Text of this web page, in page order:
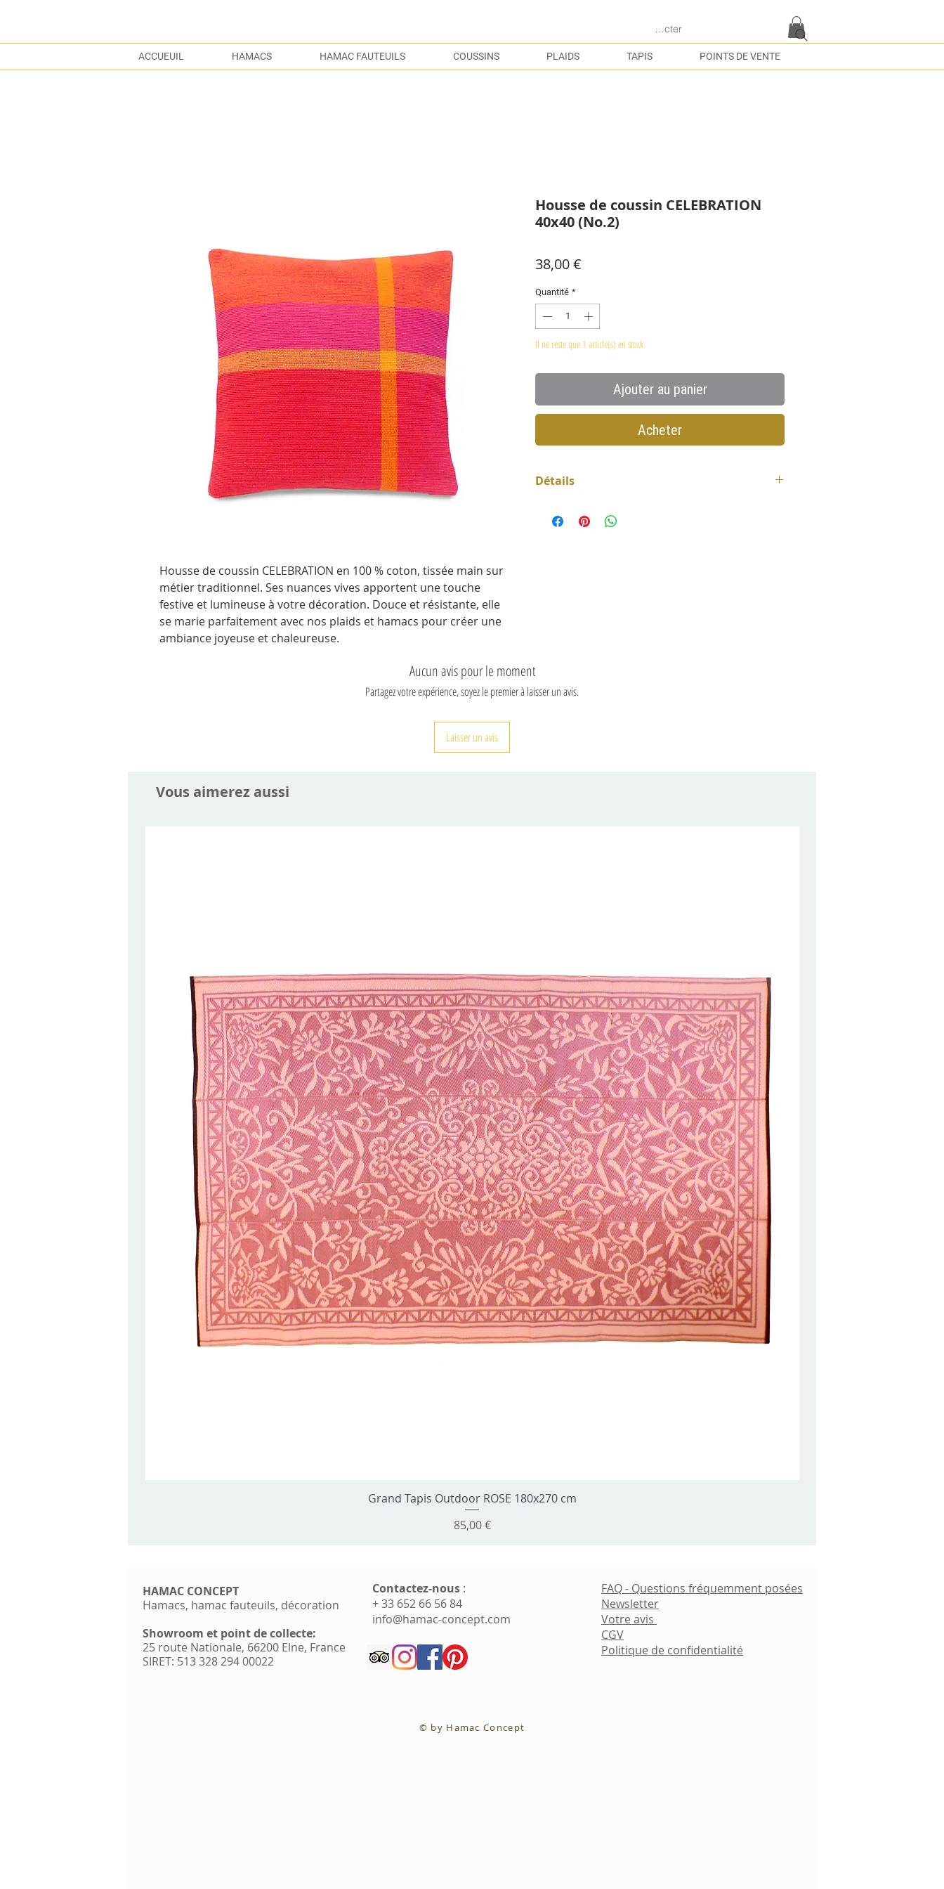
Se connecter
ACCUEUIL HAMACS HAMAC FAUTEUILS COUSSINS PLAIDS TAPIS POINTS DE VENTE
Housse de coussin CELEBRATION en 100 % coton, tissée main sur
métier traditionnel. Ses nuances vives apportent une touche
festive et lumineuse à votre décoration. Douce et résistante, elle
se marie parfaitement avec nos plaids et hamacs pour créer une
ambiance joyeuse et chaleureuse.
Housse de coussin CELEBRATION
40x40 (No.2)
38,00 €
Quantité *
Il ne reste que 1 article(s) en stock
Ajouter au panier
Acheter
Détails
Fermeture à glissière
Aucun avis pour le moment
Partagez votre expérience, soyez le premier à laisser un avis.
Laisser un avis
Vous aimerez aussi
Aperçu rapide
Grand Tapis Outdoor ROSE 180x270 cm
Prix
85,00 €
HAMAC CONCEPT
Hamacs, hamac fauteuils, décoration
Showroom et point de collecte:
25 route Nationale, 66200 Elne, France
SIRET: 513 328 294 00022
Contactez-nous ​ :
+ 33 652 66 56 84
info@hamac-concept.com
© by Hamac Concept
FAQ - Questions fréquemment posées
Newsletter
Votre avis
CGV
Politique de confidentialité